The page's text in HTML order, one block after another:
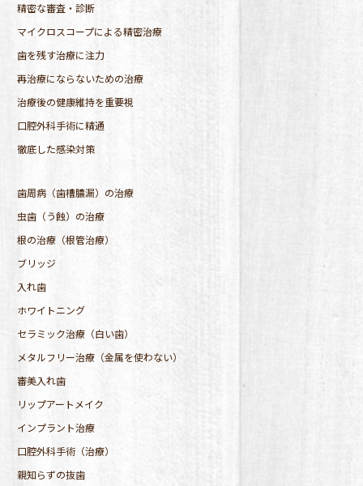
精密な審査・診断
マイクロスコープによる精密治療
歯を残す治療に注力
再治療にならないための治療
治療後の健康維持を重要視
口腔外科手術に精通
徹底した感染対策
歯周病（歯槽膿漏）の治療
虫歯（う蝕）の治療
根の治療（根管治療）
ブリッジ
入れ歯
ホワイトニング
セラミック治療（白い歯）
メタルフリー治療（金属を使わない）
審美入れ歯
リップアートメイク
インプラント治療
口腔外科手術（治療）
親知らずの抜歯